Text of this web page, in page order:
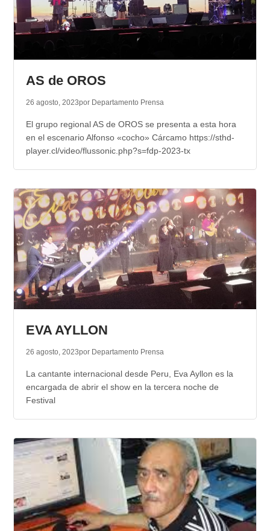
GALERIA DE FOTOS
APP MÓVIL
AS de OROS
26 agosto, 2023por Departamento Prensa
El grupo regional AS de OROS se presenta a esta hora
en el escenario Alfonso «cocho» Cárcamo https://sthd-
player.cl/video/flussonic.php?s=fdp-2023-tx
EVA AYLLON
26 agosto, 2023por Departamento Prensa
La cantante internacional desde Peru, Eva Ayllon es la
encargada de abrir el show en la tercera noche de
Festival